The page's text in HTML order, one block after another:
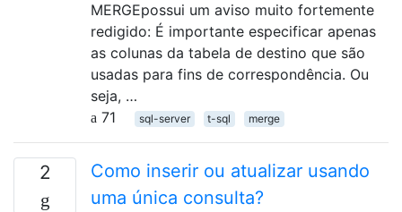
MERGEpossui um aviso muito fortemente
redigido: É importante especificar apenas
as colunas da tabela de destino que são
usadas para fins de correspondência. Ou
seja, …
71
sql-server t-sql merge
2
Como inserir ou atualizar usando
uma única consulta?